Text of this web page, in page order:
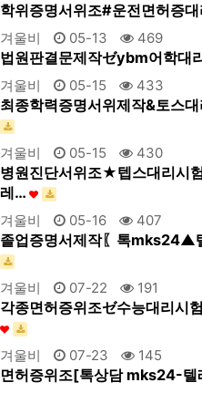
학위증명서위조#운전면허증
겨울비 05-13 469
법원판결문제작ゼybm어학
겨울비 05-15 433
최종학력증명서위제작&토
겨울비 05-15 430
병원진단서위조★텝스대리시
레…
겨울비 05-16 407
졸업증명서제작〖톡mks24▲
겨울비 07-22 191
각종면허증위조ゼ수능대리
겨울비 07-23 145
면허증위조[톡상담 mks24-